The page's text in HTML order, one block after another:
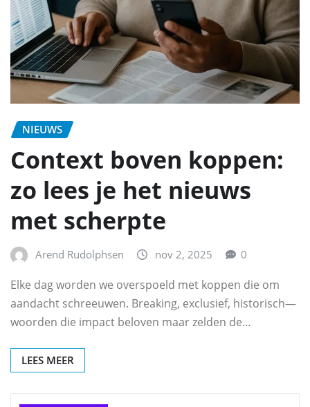
NIEUWS
Context boven koppen:
zo lees je het nieuws
met scherpte
Arend Rudolphsen nov 2, 2025 0
Elke dag worden we overspoeld met koppen die om
aandacht schreeuwen. Breaking, exclusief, historisch—
woorden die impact beloven maar zelden de…
LEES MEER